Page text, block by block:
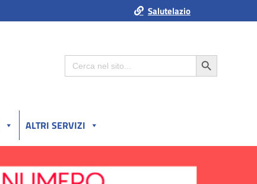
Salutelazio
Search
for:
Search Button
ALTRI SERVIZI